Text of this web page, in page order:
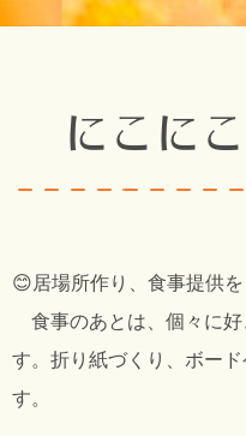
にこに
😊居場所作り、食事提供を
食事のあとは、個々に
す。折り紙づくり、ボー
す。